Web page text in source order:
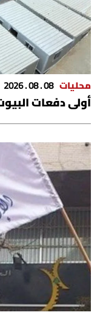
محليات 08 . 08 . 2026
أولى دفعات